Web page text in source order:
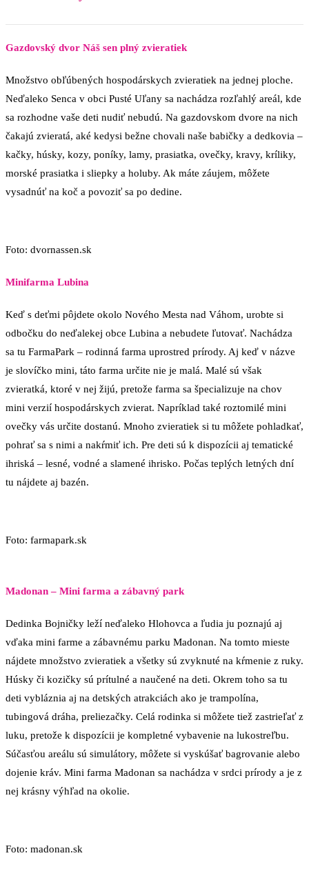
Gazdovský dvor Náš sen plný zvieratiek
Množstvo obľúbených hospodárskych zvieratiek na jednej ploche.
Neďaleko Senca v obci Pusté Uľany sa nachádza rozľahlý areál, kde
sa rozhodne vaše deti nudiť nebudú. Na gazdovskom dvore na nich
čakajú zvieratá, aké kedysi bežne chovali naše babičky a dedkovia –
kačky, húsky, kozy, poníky, lamy, prasiatka, ovečky, kravy, kríliky,
morské prasiatka i sliepky a holuby. Ak máte záujem, môžete
vysadnúť na koč a povoziť sa po dedine.
Foto: dvornassen.sk
Minifarma Lubina
Keď s deťmi pôjdete okolo Nového Mesta nad Váhom, urobte si
odbočku do neďalekej obce Lubina a nebudete ľutovať. Nachádza
sa tu FarmaPark – rodinná farma uprostred prírody. Aj keď v názve
je slovíčko mini, táto farma určite nie je malá. Malé sú však
zvieratká, ktoré v nej žijú, pretože farma sa špecializuje na chov
mini verzií hospodárskych zvierat. Napríklad také roztomilé mini
ovečky vás určite dostanú. Mnoho zvieratiek si tu môžete pohladkať,
pohrať sa s nimi a nakŕmiť ich. Pre deti sú k dispozícii aj tematické
ihriská – lesné, vodné a slamené ihrisko. Počas teplých letných dní
tu nájdete aj bazén.
Foto: farmapark.sk
Madonan – Mini farma a zábavný park
Dedinka Bojničky leží neďaleko Hlohovca a ľudia ju poznajú aj
vďaka mini farme a zábavnému parku Madonan. Na tomto mieste
nájdete množstvo zvieratiek a všetky sú zvyknuté na kŕmenie z ruky.
Húsky či kozičky sú prítulné a naučené na deti. Okrem toho sa tu
deti vybláznia aj na detských atrakciách ako je trampolína,
tubingová dráha, preliezačky. Celá rodinka si môžete tiež zastrieľať z
luku, pretože k dispozícii je kompletné vybavenie na lukostreľbu.
Súčasťou areálu sú simulátory, môžete si vyskúšať bagrovanie alebo
dojenie kráv. Mini farma Madonan sa nachádza v srdci prírody a je z
nej krásny výhľad na okolie.
Foto: madonan.sk